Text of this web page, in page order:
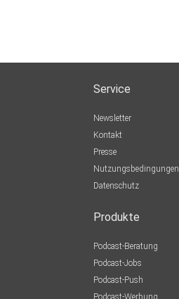
Service
Newsletter
Kontakt
Presse
Nutzungsbedingungen
Datenschutz
Produkte
Podcast-Beratung
Podcast-Jobs
Podcast-Push
Podcast-Werbung